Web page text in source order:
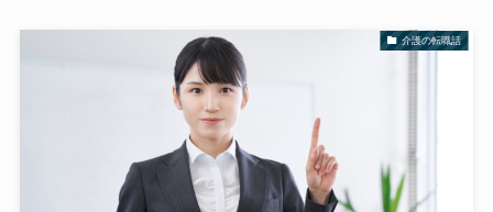
介護の転職話